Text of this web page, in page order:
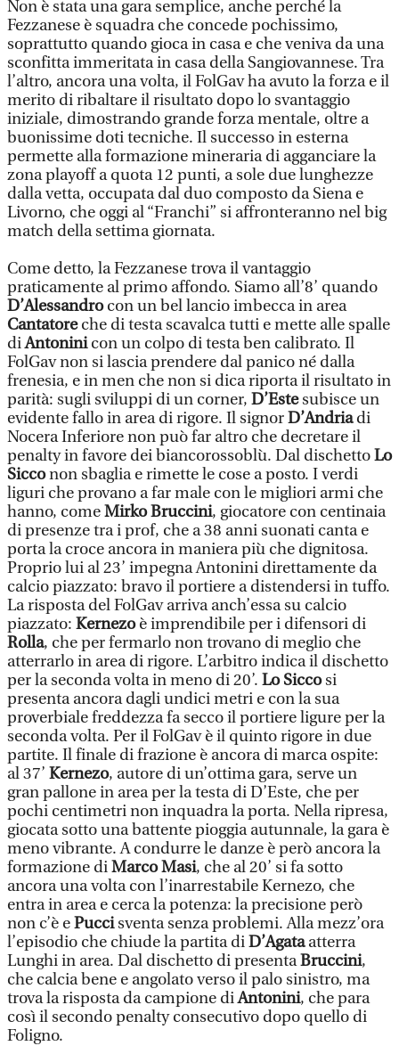
Non è stata una gara semplice, anche perché la
Fezzanese è squadra che concede pochissimo,
soprattutto quando gioca in casa e che veniva da una
sconfitta immeritata in casa della Sangiovannese. Tra
l’altro, ancora una volta, il FolGav ha avuto la forza e il
merito di ribaltare il risultato dopo lo svantaggio
iniziale, dimostrando grande forza mentale, oltre a
buonissime doti tecniche. Il successo in esterna
permette alla formazione mineraria di agganciare la
zona playoff a quota 12 punti, a sole due lunghezze
dalla vetta, occupata dal duo composto da Siena e
Livorno, che oggi al “Franchi” si affronteranno nel big
match della settima giornata.
Come detto, la Fezzanese trova il vantaggio
praticamente al primo affondo. Siamo all’8’ quando
D’Alessandrocon un bel lancio imbecca in area
Cantatoreche di testa scavalca tutti e mette alle spalle
diAntoninicon un colpo di testa ben calibrato. Il
FolGav non si lascia prendere dal panico né dalla
frenesia, e in men che non si dica riporta il risultato in
parità: sugli sviluppi di un corner, D’Estesubisce un
evidente fallo in area di rigore. Il signorD’Andriadi
Nocera Inferiore non può far altro che decretare il
penalty in favore dei biancorossoblù. Dal dischettoLo
Sicconon sbaglia e rimette le cose a posto. I verdi
liguri che provano a far male con le migliori armi che
hanno, comeMirko Bruccini, giocatore con centinaia
di presenze tra i prof, che a 38 anni suonati canta e
porta la croce ancora in maniera più che dignitosa.
Proprio lui al 23’ impegna Antonini direttamente da
calcio piazzato: bravo il portiere a distendersi in tuffo.
La risposta del FolGav arriva anch’essa su calcio
piazzato: Kernezoè imprendibile per i difensori di
Rolla, che per fermarlo non trovano di meglio che
atterrarlo in area di rigore. L’arbitro indica il dischetto
per la seconda volta in meno di 20’. Lo Siccosi
presenta ancora dagli undici metri e con la sua
proverbiale freddezza fa secco il portiere ligure per la
seconda volta. Per il FolGav è il quinto rigore in due
partite. Il finale di frazione è ancora di marca ospite:
al 37’ Kernezo, autore di un’ottima gara, serve un
gran pallone in area per la testa di D’Este, che per
pochi centimetri non inquadra la porta. Nella ripresa,
giocata sotto una battente pioggia autunnale, la gara è
meno vibrante. A condurre le danze è però ancora la
formazione diMarco Masi, che al 20’ si fa sotto
ancora una volta con l’inarrestabile Kernezo, che
entra in area e cerca la potenza: la precisione però
non c’è ePuccisventa senza problemi. Alla mezz’ora
l’episodio che chiude la partita diD’Agataatterra
Lunghi in area. Dal dischetto di presentaBruccini,
che calcia bene e angolato verso il palo sinistro, ma
trova la risposta da campione diAntonini, che para
così il secondo penalty consecutivo dopo quello di
Foligno.